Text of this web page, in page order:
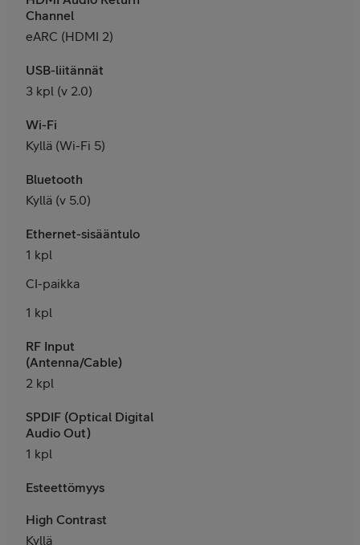
Channel
eARC (HDMI 2)
USB-liitännät
3 kpl (v 2.0)
Wi-Fi
Kyllä (Wi-Fi 5)
Bluetooth
Kyllä (v 5.0)
Ethernet-sisääntulo
1 kpl
CI-paikka
1 kpl
RF Input
(Antenna/Cable)
2 kpl
SPDIF (Optical Digital
Audio Out)
1 kpl
Esteettömyys
High Contrast
Kyllä